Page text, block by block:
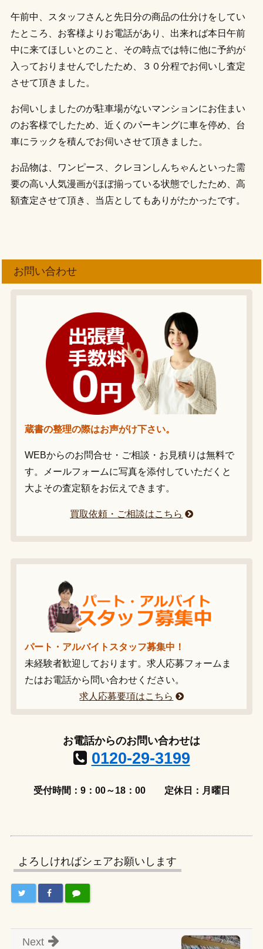
午前中、スタッフさんと先日分の商品の仕分けをしてい
たところ、お客様よりお電話があり、出来れば本日午前
中に来てほしいとのこと、その時点では特に他に予約が
入っておりませんでしたため、３０分程でお伺いし査定
させて頂きました。
お伺いしましたのが駐車場がないマンションにお住まい
のお客様でしたため、近くのパーキングに車を停め、台
車にラックを積んでお伺いさせて頂きました。
お品物は、ワンピース、クレヨンしんちゃんといった需
要の高い人気漫画がほぼ揃っている状態でしたため、高
額査定させて頂き、当店としてもありがたかったです。
お問い合わせ
蔵書の整理の際はお声がけ下さい。
WEBからのお問合せ・ご相談・お見積りは無料で
す。メールフォームに写真を添付していただくと
大よその査定額をお伝えできます。
買取依頼・ご相談はこちら
パート・アルバイトスタッフ募集中！
未経験者歓迎しております。求人応募フォームま
たはお電話から問い合わせください。
求人応募要項はこちら
お電話からのお問い合わせは
0120-29-3199
受付時間：9：00～18：00 定休日：月曜日
よろしければシェアお願いします
Next